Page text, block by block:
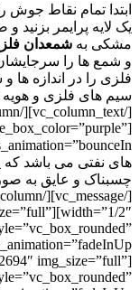
ابتدا تمام نقاط
یک لایه پرایمر بزنید
مشکی به شمعدان
و شمع ها را
فلزی را در اندازه ها
سیم های فلزی و هویه
های نفتی می باشد که
چسبناک و عایق به
img_size=”full”